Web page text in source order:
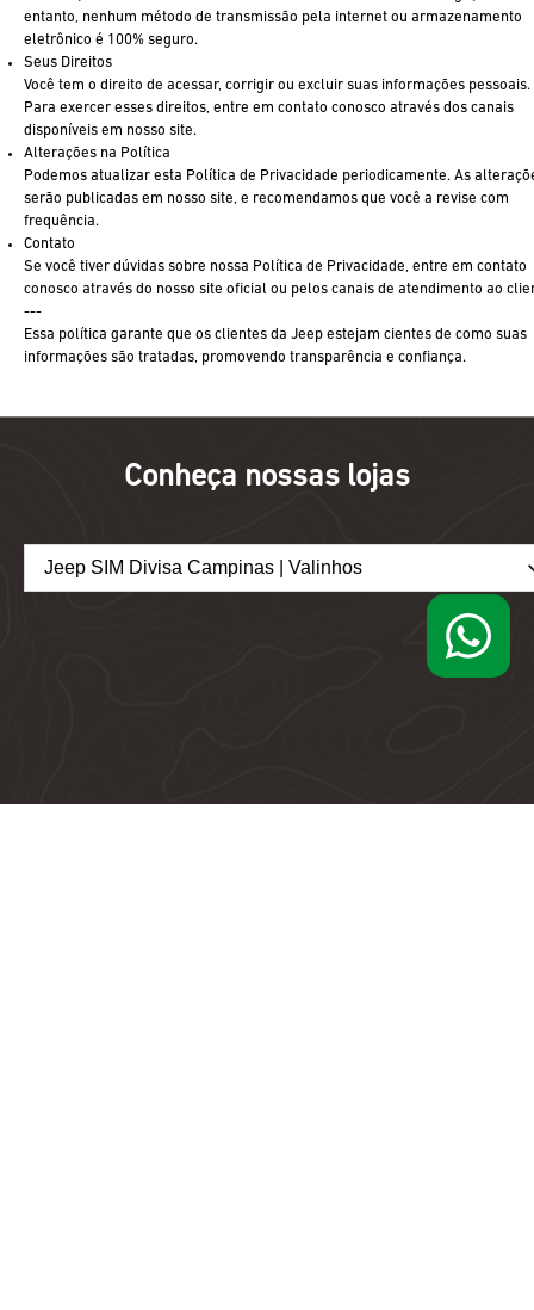
entanto, nenhum método de transmissão pela internet ou armazenamento
eletrônico é 100% seguro.
Seus Direitos
Você tem o direito de acessar, corrigir ou excluir suas informações pessoais.
Para exercer esses direitos, entre em contato conosco através dos canais
disponíveis em nosso site.
Alterações na Política
Podemos atualizar esta Política de Privacidade periodicamente. As
serão publicadas em nosso site, e recomendamos que você a revise com
frequência.
Contato
Se você tiver dúvidas sobre nossa Política de Privacidade, entre em contato
conosco através do nosso site oficial ou pelos canais de atendimento ao
---
Essa política garante que os clientes da Jeep estejam cientes de como suas
informações são tratadas, promovendo transparência e confiança.
Conheça nossas lojas